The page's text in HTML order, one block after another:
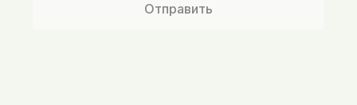
Отправить